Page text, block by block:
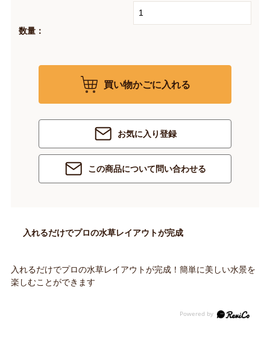
数量：
買い物かごに入れる
お気に入り登録
この商品について問い合わせる
入れるだけでプロの水草レイアウトが完成
入れるだけでプロの水草レイアウトが完成！簡単に美しい水景を
楽しむことができます